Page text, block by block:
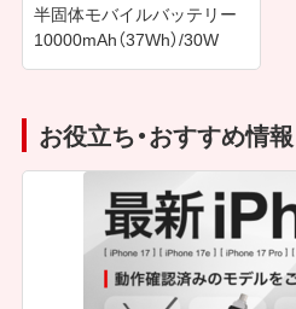
半固体モバイルバッテリー
10000mAh（37Wh）/30W
お役立ち・おすすめ情報